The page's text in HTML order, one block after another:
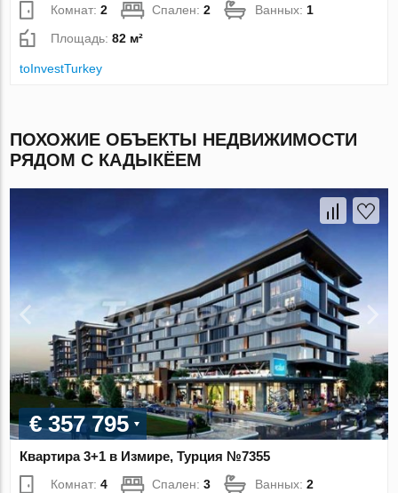
Комнат:2 Спален:2 Ванных: 1
Площадь:82 м²
toInvestTurkey
ПОХОЖИЕ ОБЪЕКТЫ НЕДВИЖИМОСТИ
РЯДОМ С КАДЫКЁЕМ
€ 357 795
Квартира 3+1 в Измире, Турция №7355
Комнат:4 Спален:3 Ванных:2